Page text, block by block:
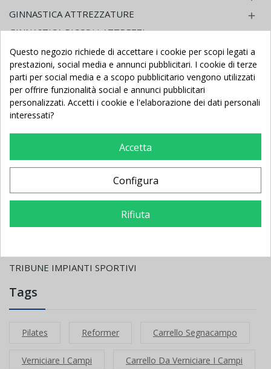
GINNASTICA ATTREZZATURE 
GINNASTICA PICCOLI ATTREZZI 
INFERMERIA - GINNASTICA MEDICA RIABILITATIVA 
MATERASSI - CORSIE - STUOIE 
FITNESS AEROBICA E PILATES
HOME FITNESS PALESTRA IN CASA 
CALCIO BALILLA - BILIARDINO
BILIARDO - CARAMBOLA
TAVOLI PING PONG - TAM TAM
PROTEZIONI ANTINFORTUNISTICHE PER INTERNO 
PROTEZIONI ANTINFORTUNISTICHE PER ESTERNO
TRIBUNE IMPIANTI SPORTIVI
Tags
Pilates Reformer Carrello Segnacampo
Verniciare I Campi Carrello Da Verniciare I Campi
Questo negozio richiede di accettare i cookie per scopi legati a
prestazioni, social media e annunci pubblicitari. I cookie di terze
parti per social media e a scopo pubblicitario vengono utilizzati
per offrire funzionalità social e annunci pubblicitari
personalizzati. Accetti i cookie e l'elaborazione dei dati personali
interessati?
Accetta
Configura
Rifiuta